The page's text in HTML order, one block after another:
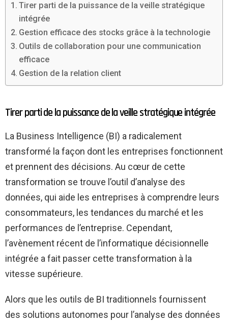
Tirer parti de la puissance de la veille stratégique
intégrée
Gestion efficace des stocks grâce à la technologie
Outils de collaboration pour une communication
efficace
Gestion de la relation client
Tirer parti de la puissance de la veille stratégique intégrée
La Business Intelligence (BI) a radicalement
transformé la façon dont les entreprises fonctionnent
et prennent des décisions. Au cœur de cette
transformation se trouve l’outil d’analyse des
données, qui aide les entreprises à comprendre leurs
consommateurs, les tendances du marché et les
performances de l’entreprise. Cependant,
l’avènement récent de l’informatique décisionnelle
intégrée a fait passer cette transformation à la
vitesse supérieure.
Alors que les outils de BI traditionnels fournissent
des solutions autonomes pour l’analyse des données